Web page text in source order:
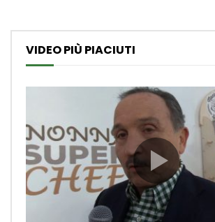
VIDEO PIÙ PIACIUTI